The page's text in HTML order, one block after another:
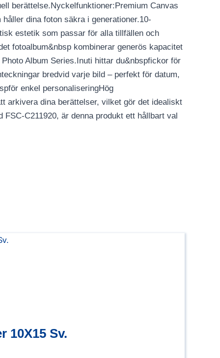
berättelse.Nyckelfunktioner:Premium Canvas
dina foton säkra i generationer.10-
estetik som passar för alla tillfällen och
fotoalbum&nbsp kombinerar generös kapacitet
Album Series.Inuti hittar du&nbspfickor för
bredvid varje bild – perfekt för datum,
enkel personaliseringHög
arkivera dina berättelser, vilket gör det idealiskt
C211920, är denna produkt ett hållbart val
10X15 Sv.